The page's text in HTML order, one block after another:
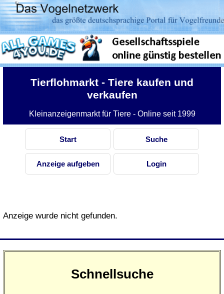
Schnellsuche
Tierflohmarkt - Tiere kaufen und
verkaufen
Kleinanzeigenmarkt für Tiere - Online seit 1999
Start Suche
Anzeige aufgeben Login
Anzeige wurde nicht gefunden.